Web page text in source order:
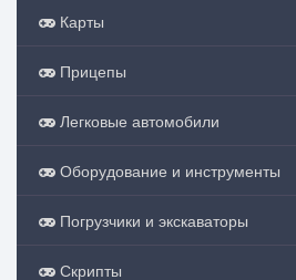
Карты
Прицепы
Легковые автомобили
Оборудование и инструменты
Погрузчики и экскаваторы
Скрипты